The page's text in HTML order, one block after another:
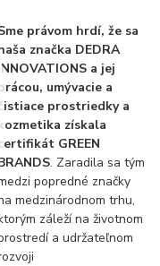
právom hrdí, že sa
značka DEDRA
a jej
umývacie a
prostriedky a
získala
GREEN
. Zaradila sa tým
popredné značky
medzinárodnom trhu,
záleží na životnom
a udržateľnom